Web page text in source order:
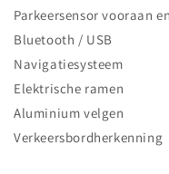
Parkeersensor vooraan
Bluetooth / USB
Navigatiesysteem
Elektrische ramen
Aluminium velgen
Verkeersbordherkenning